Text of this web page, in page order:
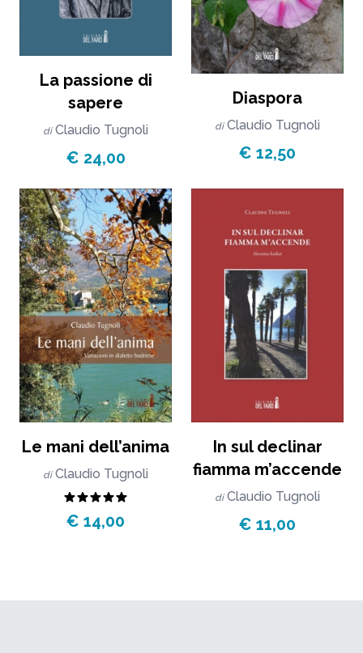
La passione di
sapere
di Claudio Tugnoli
€ 24,00
Diaspora
di Claudio Tugnoli
€ 12,50
Le mani dell’anima
di Claudio Tugnoli
€ 14,00
In sul declinar
fiamma m’accende
di Claudio Tugnoli
€ 11,00